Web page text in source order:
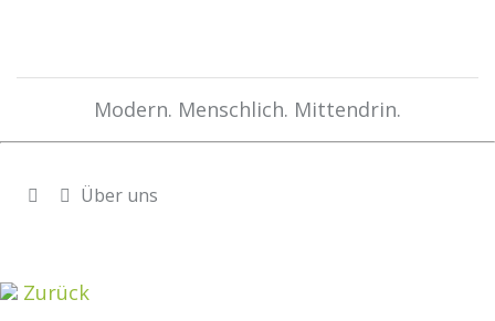
Modern. Menschlich. Mittendrin.
Über uns
Zurück